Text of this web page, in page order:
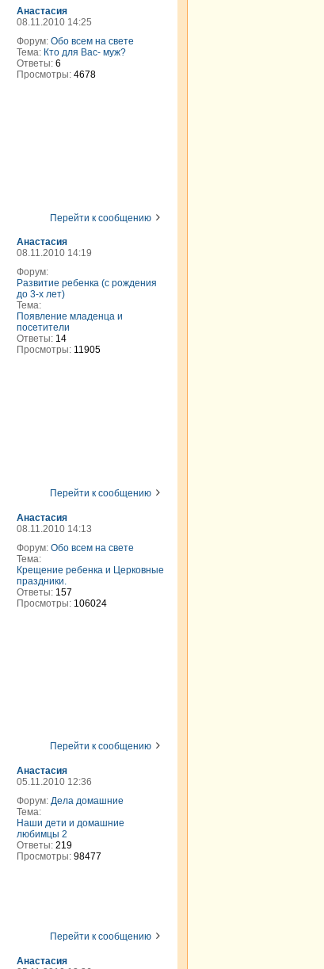
Анастасия
08.11.2010 14:25
Форум: Обо всем на свете
Тема: Кто для Вас- муж?
Ответы: 6
Просмотры: 4678
Перейти к сообщению
Анастасия
08.11.2010 14:19
Форум:
Развитие ребенка (с рождения
до 3-х лет)
Тема:
Появление младенца и
посетители
Ответы: 14
Просмотры: 11905
Перейти к сообщению
Анастасия
08.11.2010 14:13
Форум: Обо всем на свете
Тема:
Крещение ребенка и Церковные
праздники.
Ответы: 157
Просмотры: 106024
Перейти к сообщению
Анастасия
05.11.2010 12:36
Форум: Дела домашние
Тема:
Наши дети и домашние
любимцы 2
Ответы: 219
Просмотры: 98477
Перейти к сообщению
Анастасия